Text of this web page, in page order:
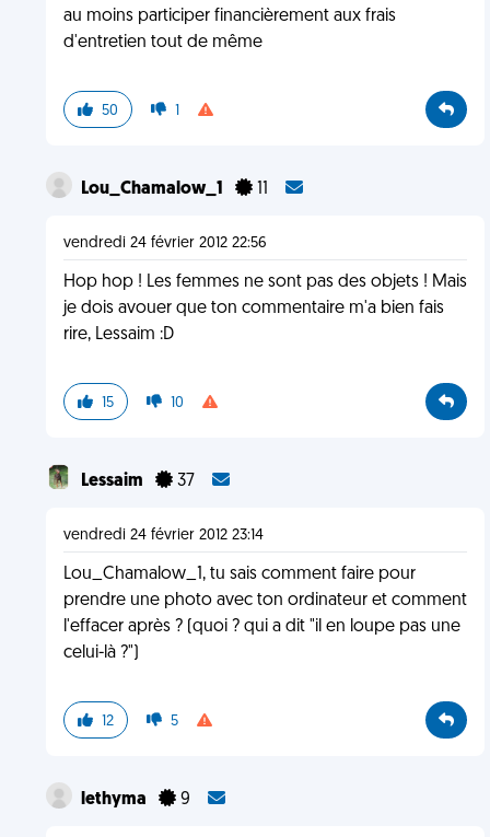
au moins participer financièrement aux frais
d'entretien tout de même
50 1
Lou_Chamalow_1 11
vendredi 24 février 2012 22:56
Hop hop ! Les femmes ne sont pas des objets ! Mais
je dois avouer que ton commentaire m'a bien fais
rire, Lessaim :D
15 10
Lessaim 37
vendredi 24 février 2012 23:14
Lou_Chamalow_1, tu sais comment faire pour
prendre une photo avec ton ordinateur et comment
l'effacer après ? (quoi ? qui a dit "il en loupe pas une
celui-là ?")
12 5
lethyma 9